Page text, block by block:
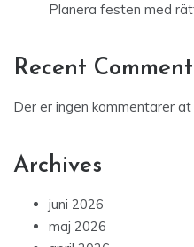
Planera festen med
Recent
Der er ingen kommentarer at
Archives
juni 2026
maj 2026